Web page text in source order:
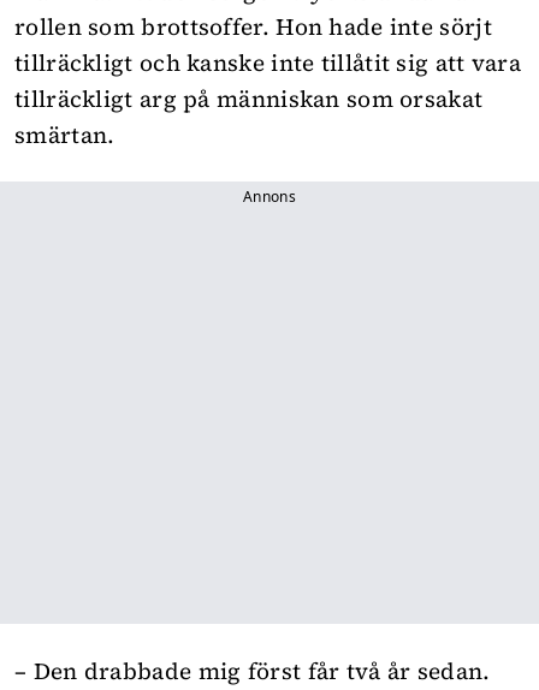
rollen som brottsoffer. Hon hade inte sörjt
tillräckligt och kanske inte tillåtit sig att vara
tillräckligt arg på människan som orsakat
smärtan.
Annons
– Den drabbade mig först får två år sedan.